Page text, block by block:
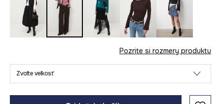
Pozrite si rozmery produktu
Zvoľte veľkosť